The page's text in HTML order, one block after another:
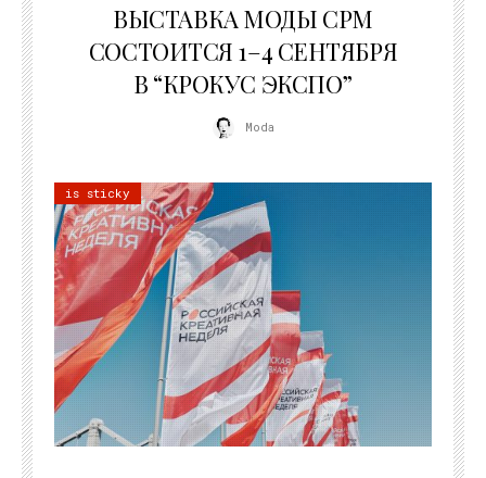
ВЫСТАВКА МОДЫ CPM
СОСТОИТСЯ 1–4 СЕНТЯБРЯ
В “КРОКУС ЭКСПО”
Moda
is sticky